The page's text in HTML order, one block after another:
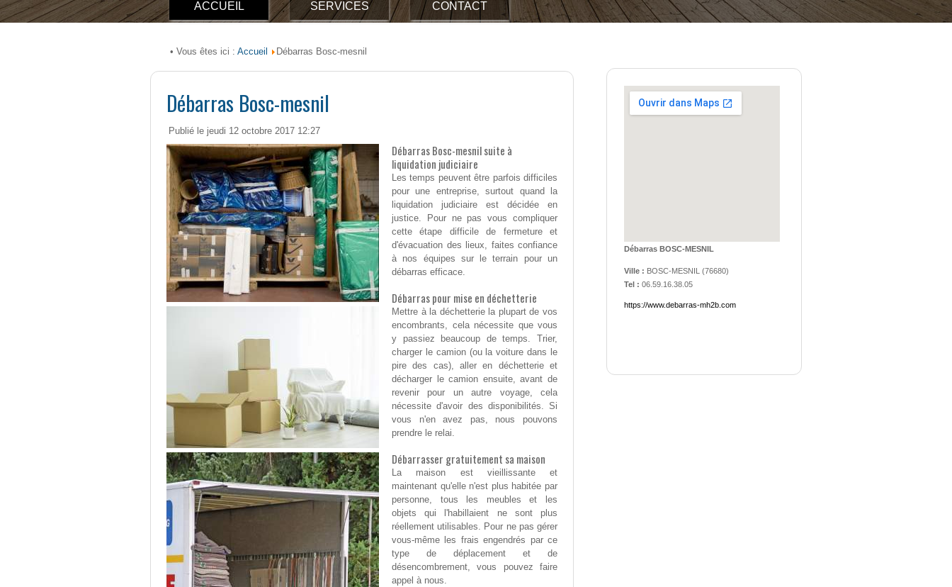
ACCUEIL SERVICES CONTACT
• Vous êtes ici : Accueil Débarras Bosc-mesnil
Débarras Bosc-mesnil
Publié le jeudi 12 octobre 2017 12:27
Débarras Bosc-mesnil suite à
liquidation judiciaire
Les temps peuvent être parfois difficiles
pour une entreprise, surtout quand la
liquidation judiciaire est décidée en
justice. Pour ne pas vous compliquer
cette étape difficile de fermeture et
d'évacuation des lieux, faites confiance
à nos équipes sur le terrain pour un
débarras efficace.
Débarras pour mise en déchetterie
Mettre à la déchetterie la plupart de vos
encombrants, cela nécessite que vous
y passiez beaucoup de temps. Trier,
charger le camion (ou la voiture dans le
pire des cas), aller en déchetterie et
décharger le camion ensuite, avant de
revenir pour un autre voyage, cela
nécessite d'avoir des disponibilités. Si
vous n'en avez pas, nous pouvons
prendre le relai.
Débarrasser gratuitement sa maison
La maison est vieillissante et
maintenant qu'elle n'est plus habitée par
personne, tous les meubles et les
objets qui l'habillaient ne sont plus
réellement utilisables. Pour ne pas gérer
vous-même les frais engendrés par ce
type de déplacement et de
désencombrement, vous pouvez faire
appel à nous.
Débarras BOSC-MESNIL
Ville : BOSC-MESNIL (76680)
Tel : 06.59.16.38.05
https://www.debarras-mh2b.com